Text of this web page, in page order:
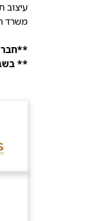
עיצוב
משרד
**